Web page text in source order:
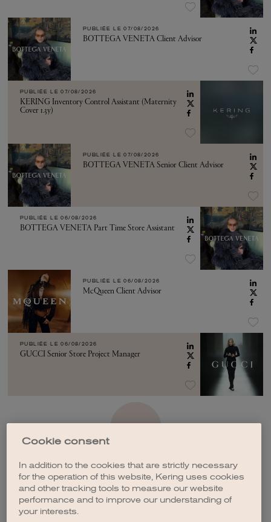
PUBLIÉE LE 07/08/2026
BOTTEGA VENETA Client Advisor
PUBLIÉE LE 07/08/2026
KERING Inventory Control Assistant (Maternity
Cover 1.3y)
PUBLIÉE LE 07/08/2026
BOTTEGA VENETA Senior Client Advisor
PUBLIÉE LE 06/08/2026
BOTTEGA VENETA Part Time Store Assistant
PUBLIÉE LE 06/08/2026
McQueen Client Advisor
PUBLIÉE LE 06/08/2026
GUCCI Senior Store Project Manager
CRÉER UNE ALERTE
Cookie consent
In addition to the cookies that are strictly necessary
for the operation of this website, Kering uses cookies
and other tracking tools to measure our website
performance and to improve our understanding of
your interests.